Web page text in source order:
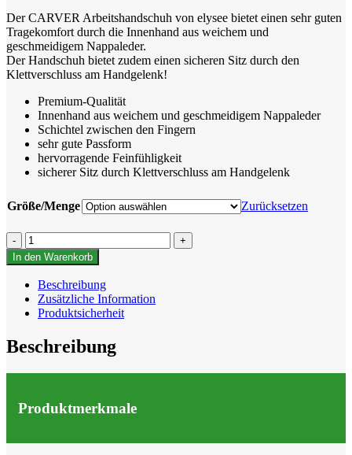
Der CARVER Arbeitshandschuh von elysee bietet einen sehr guten
Tragekomfort durch die Innenhand aus weichem und
geschmeidigem Nappaleder.
Der Handschuh bietet zudem einen sicheren Sitz durch den
Klettverschluss am Handgelenk!
Premium-Qualität
Innenhand aus weichem und geschmeidigem Nappaleder
Schichtel zwischen den Fingern
sehr gute Passform
hervorragende Feinfühligkeit
sicherer Sitz durch Klettverschluss am Handgelenk
Größe/Menge Zurücksetzen
Handschuhe
CARVER
-
Elysee®
Menge
In den Warenkorb
Beschreibung
Zusätzliche Information
Produktsicherheit
Beschreibung
Produktmerkmale